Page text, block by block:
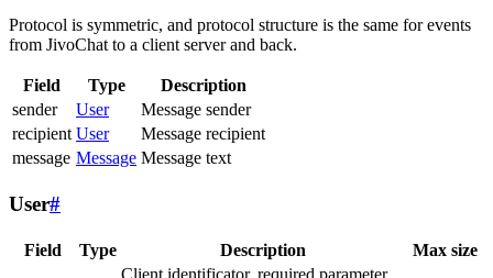
Protocol is symmetric, and protocol structure is the same for events
from JivoChat to a client server and back.
Field Type
Description
sender
User
Message sender
recipient User
Message recipient
message Message Message text
User#
Field Type Description Max size
Client identificator, required parameter